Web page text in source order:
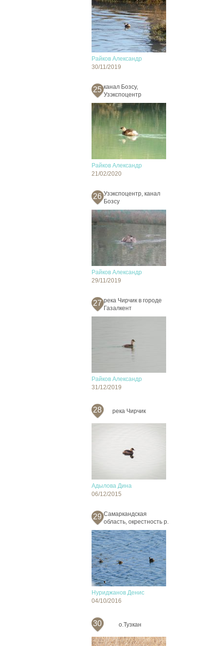
Райков Александр
30/11/2019
25 канал Бозсу,
Узэкспоцентр
Райков Александр
21/02/2020
26 Узэкспоцентр, канал
Бозсу
Райков Александр
29/11/2019
27 река Чирчик в городе
Газалкент
Райков Александр
31/12/2019
28 река Чирчик
Адылова Дина
06/12/2015
29 Самаркандская
область, окрестность р.
Нуриджанов Денис
04/10/2016
30 о.Тузкан